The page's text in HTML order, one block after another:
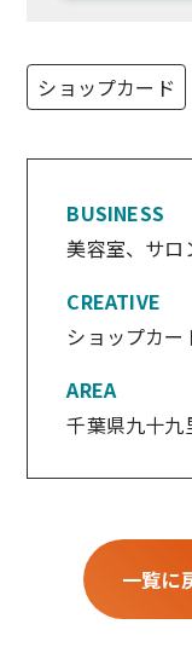
ショップカード
BUSINESS
美容室、サロ
CREATIVE
ショップカー
AREA
千葉県九十九
一覧に